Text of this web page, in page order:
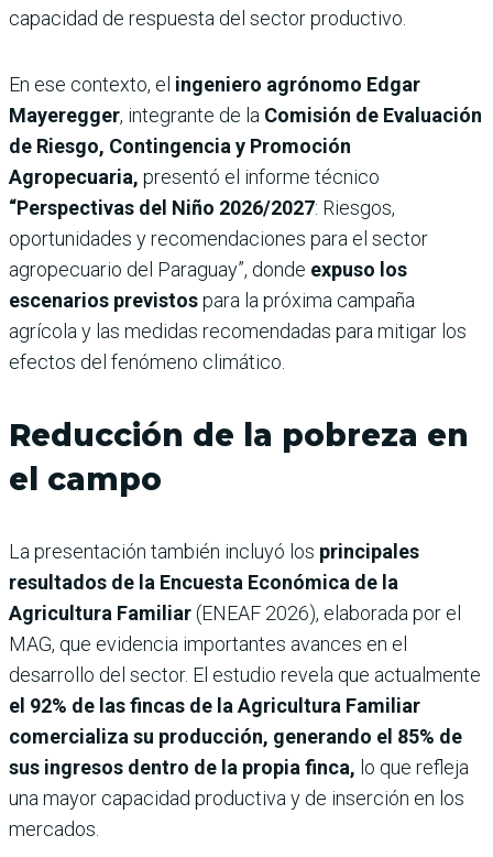
capacidad de respuesta del sector productivo.
En ese contexto, el ingeniero agrónomo Edgar
Mayeregger, integrante de la Comisión de Evaluación
de Riesgo, Contingencia y Promoción
Agropecuaria, presentó el informe técnico
“Perspectivas del Niño 2026/2027: Riesgos,
oportunidades y recomendaciones para el sector
agropecuario del Paraguay”, donde expuso los
escenarios previstospara la próxima campaña
agrícola y las medidas recomendadas para mitigar los
efectos del fenómeno climático.
Reducción de la pobreza en
el campo
La presentación también incluyó los principales
resultados de la Encuesta Económica de la
Agricultura Familiar(ENEAF 2026), elaborada por el
MAG, que evidencia importantes avances en el
desarrollo del sector. El estudio revela que actualmente
el 92% de las fincas de la Agricultura Familiar
comercializa su producción, generando el 85% de
sus ingresos dentro de la propia finca, lo que refleja
una mayor capacidad productiva y de inserción en los
mercados.